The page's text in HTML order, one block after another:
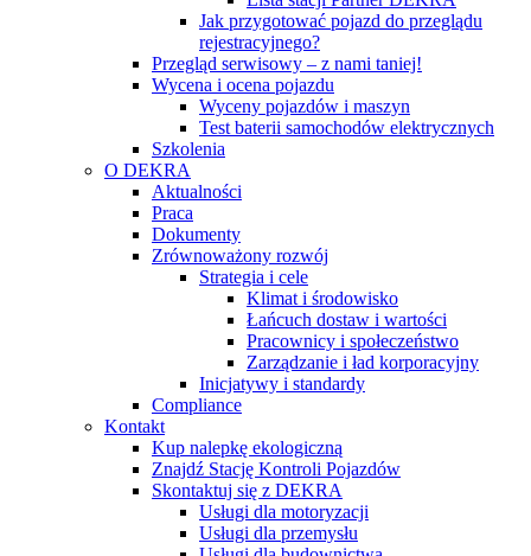
Jak przygotować pojazd do przeglądu
rejestracyjnego?
Przegląd serwisowy – z nami taniej!
Wycena i ocena pojazdu
Wyceny pojazdów i maszyn
Test baterii samochodów elektrycznych
Szkolenia
O DEKRA
Aktualności
Praca
Dokumenty
Zrównoważony rozwój
Strategia i cele
Klimat i środowisko
Łańcuch dostaw i wartości
Pracownicy i społeczeństwo
Zarządzanie i ład korporacyjny
Inicjatywy i standardy
Compliance
Kontakt
Kup nalepkę ekologiczną
Znajdź Stację Kontroli Pojazdów
Skontaktuj się z DEKRA
Usługi dla motoryzacji
Usługi dla przemysłu